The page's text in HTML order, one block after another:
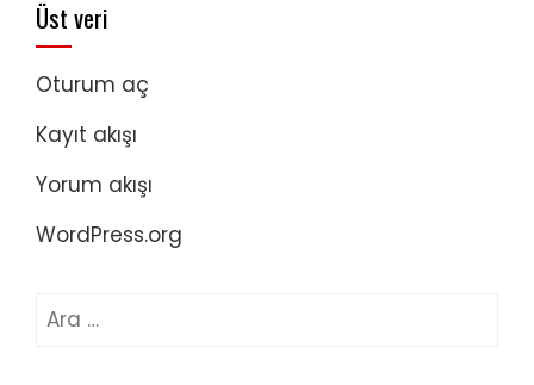
Üst veri
Oturum aç
Kayıt akışı
Yorum akışı
WordPress.org
Arama: